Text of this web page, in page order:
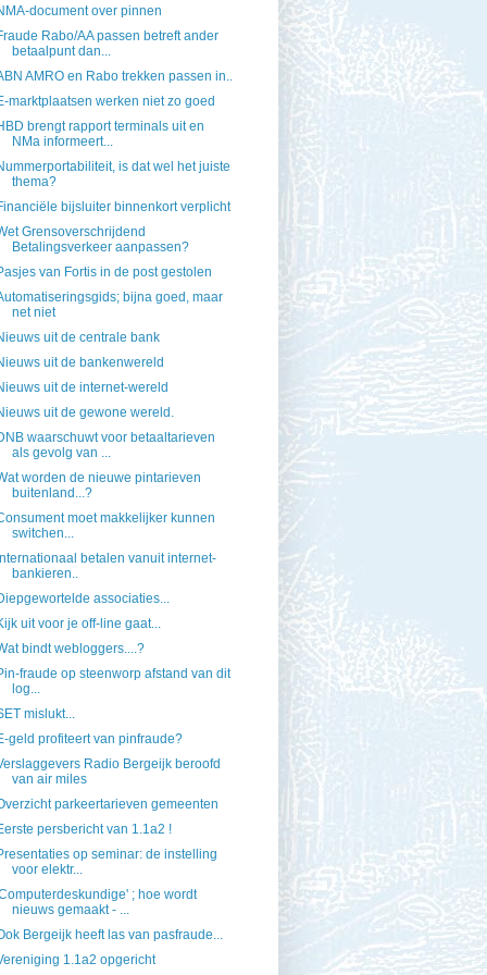
document over pinnen
Rabo/AA passen betreft ander
betaalpunt dan...
AMRO en Rabo trekken passen in..
marktplaatsen werken niet zo goed
brengt rapport terminals uit en
NMa informeert...
is dat wel het juiste
thema?
bijsluiter binnenkort verplicht
Grensoverschrijdend
Betalingsverkeer aanpassen?
van Fortis in de post gestolen
bijna goed, maar
net niet
uit de centrale bank
uit de bankenwereld
uit de internet-wereld
uit de gewone wereld.
waarschuwt voor betaaltarieven
als gevolg van ...
worden de nieuwe pintarieven
buitenland...?
moet makkelijker kunnen
switchen...
betalen vanuit internet-
bankieren..
associaties...
uit voor je off-line gaat...
bindt webloggers....?
fraude op steenworp afstand van dit
log...
mislukt...
geld profiteert van pinfraude?
Radio Bergeijk beroofd
van air miles
parkeertarieven gemeenten
persbericht van 1.1a2 !
op seminar: de instelling
voor elektr...
; hoe wordt
nieuws gemaakt - ...
Bergeijk heeft las van pasfraude...
1.1a2 opgericht